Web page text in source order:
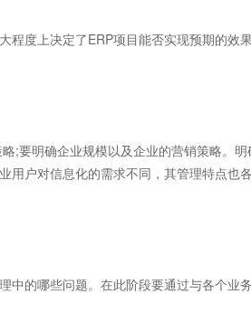
度上决定了ERP项目能否实现预期的效果
;要明确企业规模以及企业的营销策略。明
用户对信息化的需求不同，其管理特点也
的哪些问题。在此阶段要通过与各个业